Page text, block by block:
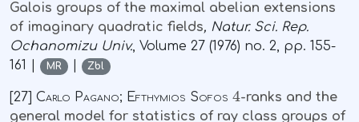
Galois groups of the maximal abelian extensions
of imaginary quadratic fields, Natur. Sci. Rep.
Ochanomizu Univ., Volume 27 (1976) no. 2, pp. 155-
161 |
MR | Zbl
[27] Carlo Pagano; Efthymios Sofos 4-ranks and the
general model for statistics of ray class groups of